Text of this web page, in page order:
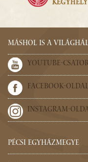
MÁSHOL IS A
YOUTUBE-
FACEBOOK-
INSTAGRAM-
PÉCSI EGYHÁZMEGYE